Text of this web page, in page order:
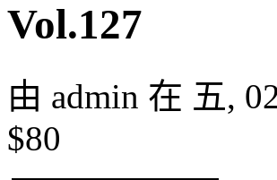
Vol.127
由 admin 在 五,
$80